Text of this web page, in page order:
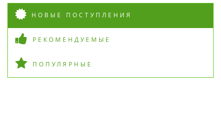
НОВЫЕ ПОСТУПЛЕНИЯ
РЕКОМЕНДУЕМЫЕ
ПОПУЛЯРНЫЕ